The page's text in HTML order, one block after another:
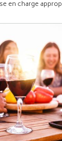
en charge